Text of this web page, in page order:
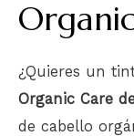
¿Quieres un
Organic Care
de cabello